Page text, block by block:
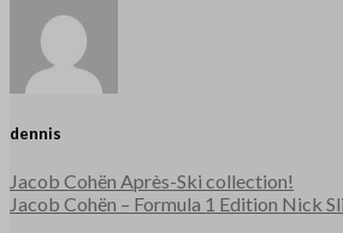
dennis
Jacob Cohën Après-Ski collection!
Jacob Cohën – Formula 1 Edition Nick